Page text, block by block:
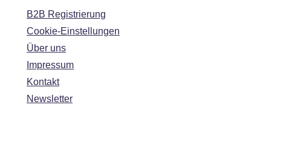
B2B Registrierung
Cookie-Einstellungen
Über uns
Impressum
Kontakt
Newsletter